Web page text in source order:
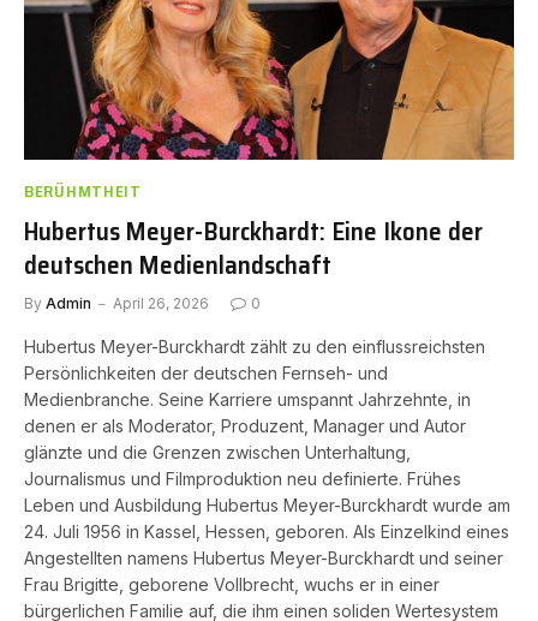
BERÜHMTHEIT
Hubertus Meyer-Burckhardt: Eine Ikone der
deutschen Medienlandschaft
By Admin April 26, 2026 0
Hubertus Meyer-Burckhardt zählt zu den einflussreichsten
Persönlichkeiten der deutschen Fernseh- und
Medienbranche. Seine Karriere umspannt Jahrzehnte, in
denen er als Moderator, Produzent, Manager und Autor
glänzte und die Grenzen zwischen Unterhaltung,
Journalismus und Filmproduktion neu definierte. Frühes
Leben und Ausbildung Hubertus Meyer-Burckhardt wurde am
24. Juli 1956 in Kassel, Hessen, geboren. Als Einzelkind eines
Angestellten namens Hubertus Meyer-Burckhardt und seiner
Frau Brigitte, geborene Vollbrecht, wuchs er in einer
bürgerlichen Familie auf, die ihm einen soliden Wertesystem